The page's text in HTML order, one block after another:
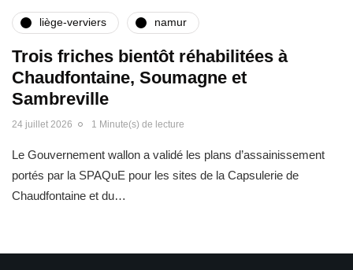
liège-verviers namur
Trois friches bientôt réhabilitées à
Chaudfontaine, Soumagne et
Sambreville
24 juillet 2026 1 Minute(s) de lecture
Le Gouvernement wallon a validé les plans d’assainissement
portés par la SPAQuE pour les sites de la Capsulerie de
Chaudfontaine et du…